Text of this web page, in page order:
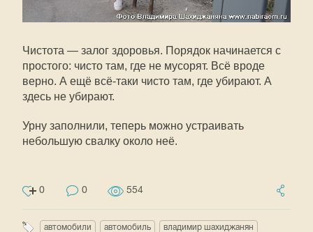
Чистота — залог здоровья. Порядок начинается с
простого: чисто там, где не мусорят. Всё вроде
верно. А ещё всё-таки чисто там, где убирают. А
здесь не убирают.
Урну заполнили, теперь можно устраивать
небольшую свалку около неё.
0 0 554
автомобили автомобиль владимир шахиджанян